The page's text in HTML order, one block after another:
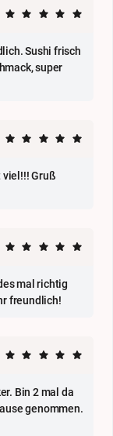
Sushi frisch
super
Gruß
mal richtig
freundlich!
Bin 2 mal da
genommen.